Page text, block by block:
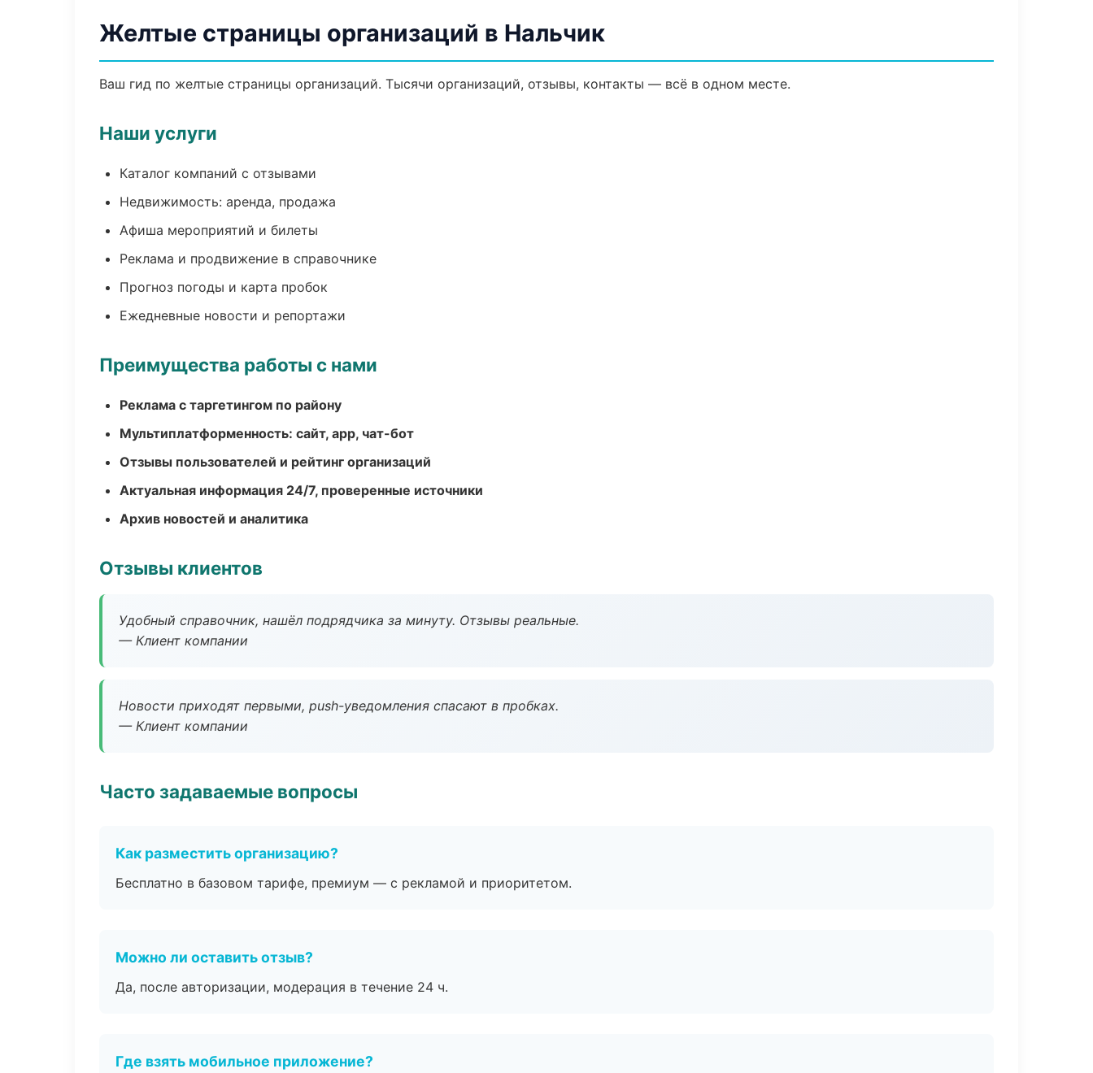
Желтые страницы организаций в Нальчик
Ваш гид по желтые страницы организаций. Тысячи организаций, отзывы, контакты — всё в одном месте.
Наши услуги
Каталог компаний с отзывами
Недвижимость: аренда, продажа
Афиша мероприятий и билеты
Реклама и продвижение в справочнике
Прогноз погоды и карта пробок
Ежедневные новости и репортажи
Преимущества работы с нами
Реклама с таргетингом по району
Мультиплатформенность: сайт, app, чат-бот
Отзывы пользователей и рейтинг организаций
Актуальная информация 24/7, проверенные источники
Архив новостей и аналитика
Отзывы клиентов
Удобный справочник, нашёл подрядчика за минуту. Отзывы реальные.
— Клиент компании
Новости приходят первыми, push-уведомления спасают в пробках.
— Клиент компании
Часто задаваемые вопросы
Как разместить организацию?
Бесплатно в базовом тарифе, премиум — с рекламой и приоритетом.
Можно ли оставить отзыв?
Да, после авторизации, модерация в течение 24 ч.
Где взять мобильное приложение?